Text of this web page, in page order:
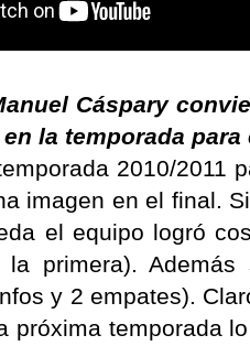
Cáspary
la temporada
2010/2011
imagen en el final.
el equipo logró
la primera).
y 2 empates).
próxima temporada